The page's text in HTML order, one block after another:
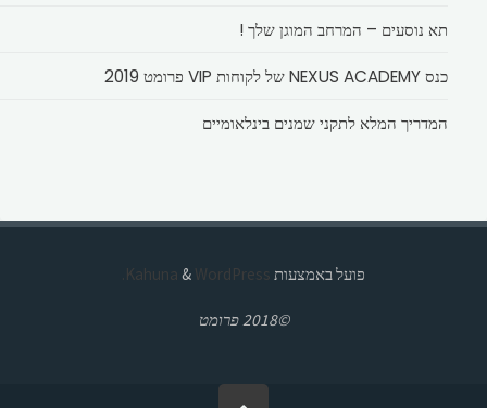
תא נוסעים – המרחב המוגן שלך !
כנס NEXUS ACADEMY של לקוחות VIP פרומט 2019
המדריך המלא לתקני שמנים בינלאומיים
פועל באמצעות & WordPress.
©2018 פרומט